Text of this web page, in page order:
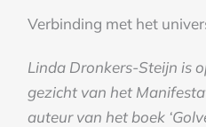
Verbinding met het
Linda Dronkers-Steijn is
gezicht van het
auteur van het boek